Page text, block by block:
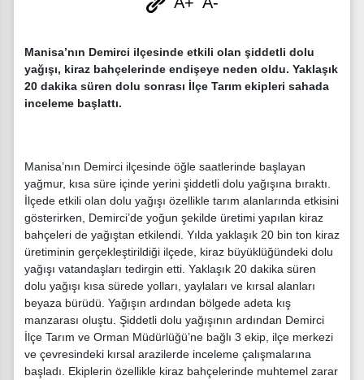
Manisa’nın Demirci ilçesinde etkili olan şiddetli dolu
yağışı, kiraz bahçelerinde endişeye neden oldu. Yaklaşık
20 dakika süren dolu sonrası İlçe Tarım ekipleri sahada
inceleme başlattı.
Manisa’nın Demirci ilçesinde öğle saatlerinde başlayan
yağmur, kısa süre içinde yerini şiddetli dolu yağışına bıraktı.
İlçede etkili olan dolu yağışı özellikle tarım alanlarında etkisini
gösterirken, Demirci’de yoğun şekilde üretimi yapılan kiraz
bahçeleri de yağıştan etkilendi. Yılda yaklaşık 20 bin ton kiraz
üretiminin gerçekleştirildiği ilçede, kiraz büyüklüğündeki dolu
yağışı vatandaşları tedirgin etti. Yaklaşık 20 dakika süren
dolu yağışı kısa sürede yolları, yaylaları ve kırsal alanları
beyaza bürüdü. Yağışın ardından bölgede adeta kış
manzarası oluştu. Şiddetli dolu yağışının ardından Demirci
İlçe Tarım ve Orman Müdürlüğü’ne bağlı 3 ekip, ilçe merkezi
ve çevresindeki kırsal arazilerde inceleme çalışmalarına
başladı. Ekiplerin özellikle kiraz bahçelerinde muhtemel zarar